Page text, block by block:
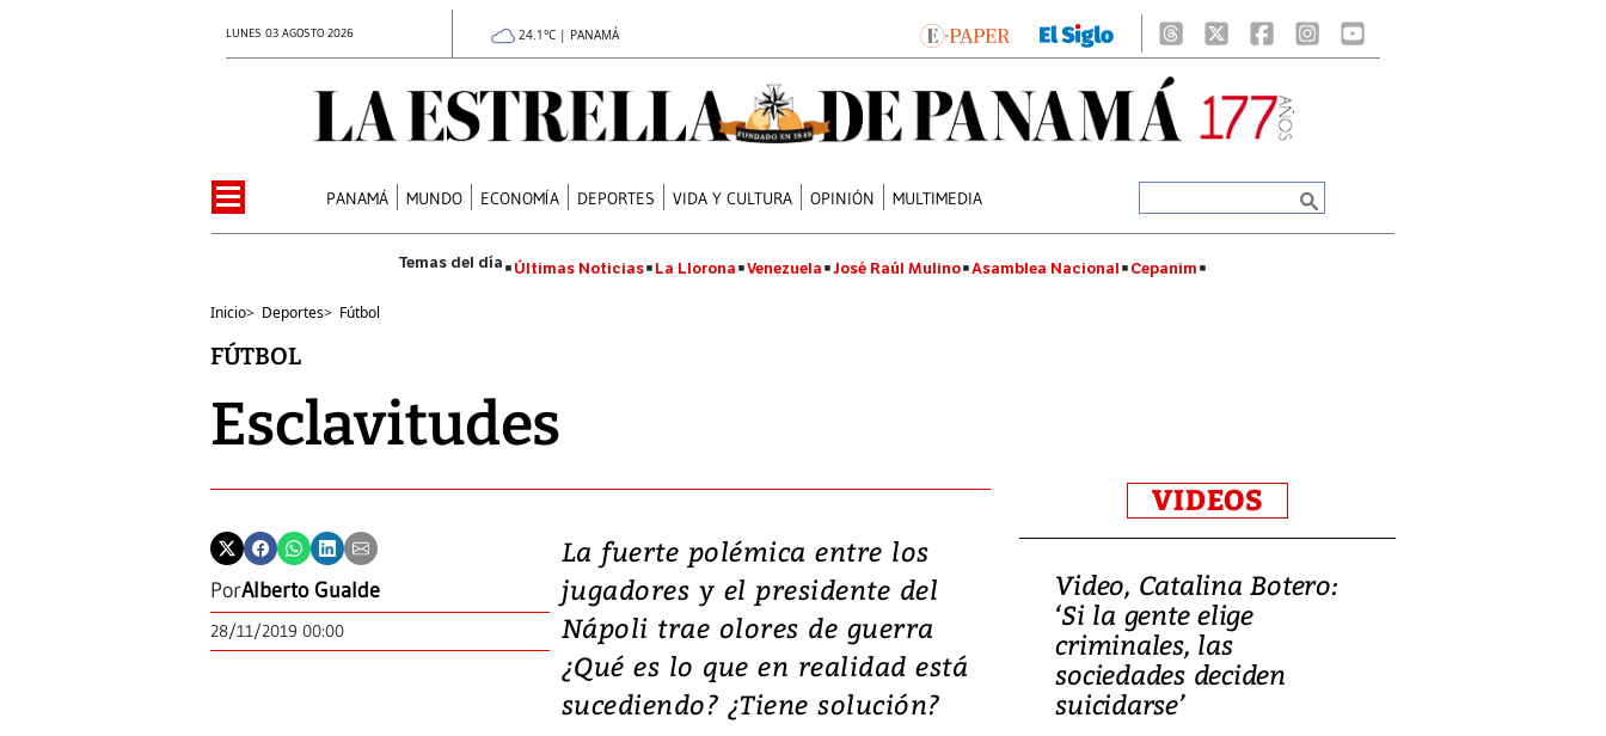
LUNES 03 AGOSTO 2026 24.1°C | PANAMÁ
PANAMÁ MUNDO ECONOMÍA DEPORTES VIDA Y CULTURA OPINIÓN MULTIMEDIA
Últimas Noticias La Llorona Venezuela José Raúl Mulino Asamblea Nacional Cepanim
Inicio> Deportes> Fútbol
FÚTBOL
Esclavitudes
PorAlberto Gualde
28/11/2019 00:00
La fuerte polémica entre los
jugadores y el presidente del
Nápoli trae olores de guerra
¿Qué es lo que en realidad está
sucediendo? ¿Tiene solución?
VIDEOS
Video, Japón: Terremoto
deja heridos y graves
daños en Kumamoto
Video, Catalina Botero:
‘Si la gente elige
criminales, las
sociedades deciden
suicidarse’